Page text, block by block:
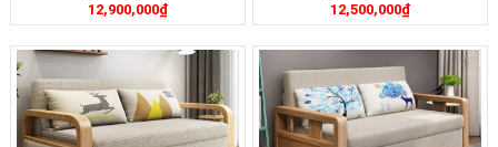
12,900,000₫ 12,500,000₫